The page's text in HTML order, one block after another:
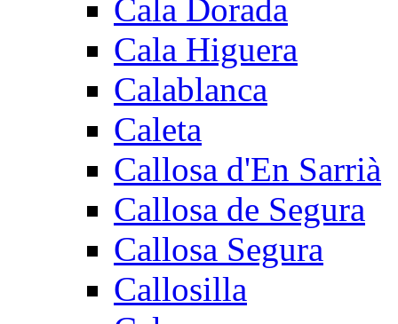
Cala Dorada
Cala Higuera
Calablanca
Caleta
Callosa d'En Sarrià
Callosa de Segura
Callosa Segura
Callosilla